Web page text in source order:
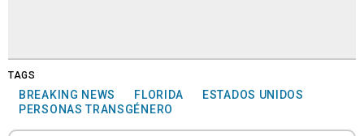
TAGS
BREAKING NEWS FLORIDA
ESTADOS UNIDOS
PERSONAS TRANSGÉNERO